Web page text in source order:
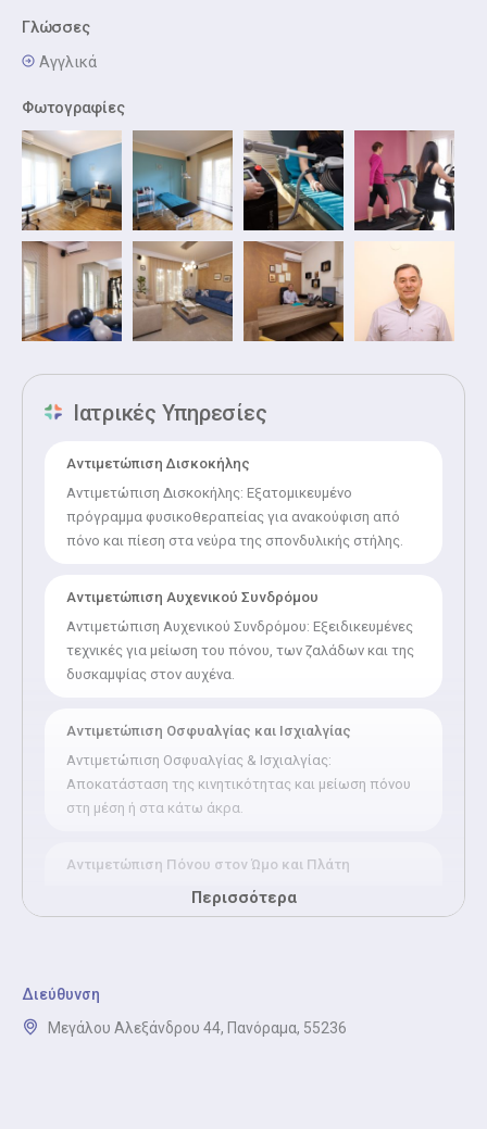
Διεύθυνση
Μεγάλου Αλεξάνδρου 44, Πανόραμα, 55236
Στην 25ετή πορεία του ως φυσικοθεραπευτής,
κατ΄ οίκον σε όλες τις περιοχές της Θεσσαλονίκης.
Γλώσσες
Αγγλικά
Φωτογραφίες
Ιατρικές Υπηρεσίες
Αντιμετώπιση Δισκοκήλης
Αντιμετώπιση Δισκοκήλης: Εξατομικευμένο
πρόγραμμα φυσικοθεραπείας για ανακούφιση από
πόνο και πίεση στα νεύρα της σπονδυλικής στήλης.
Αντιμετώπιση Αυχενικού Συνδρόμου
Αντιμετώπιση Αυχενικού Συνδρόμου: Εξειδικευμένες
τεχνικές για μείωση του πόνου, των ζαλάδων και της
δυσκαμψίας στον αυχένα.
Αντιμετώπιση Οσφυαλγίας και Ισχιαλγίας
Αντιμετώπιση Οσφυαλγίας & Ισχιαλγίας:
Αποκατάσταση της κινητικότητας και μείωση πόνου
στη μέση ή στα κάτω άκρα.
Αντιμετώπιση Πόνου στον Ώμο και Πλάτη
Αντιμετώπιση Πόνου στον Ώμο & Πλάτη: Ανακούφιση
από τενοντίτιδες, μυϊκούς σπασμούς και δυσκαμψία
Αντιμετώπιση Πόνου στο Γόνατο
Αντιμετώπιση Πόνου στο Γόνατο: Αποκατάσταση
Περισσότερα